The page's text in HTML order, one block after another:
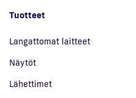
Tuotteet
Langattomat laitteet
Näytöt
Lähettimet